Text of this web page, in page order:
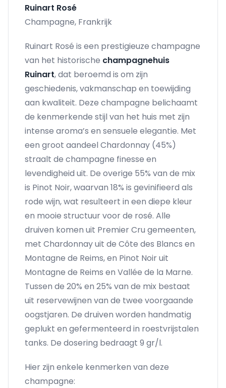
Ruinart Rosé
Champagne, Frankrijk
Ruinart Rosé is een prestigieuze champagne
van het historische champagnehuis
Ruinart, dat beroemd is om zijn
geschiedenis, vakmanschap en toewijding
aan kwaliteit. Deze champagne belichaamt
de kenmerkende stijl van het huis met zijn
intense aroma’s en sensuele elegantie. Met
een groot aandeel Chardonnay (45%)
straalt de champagne finesse en
levendigheid uit. De overige 55% van de mix
is Pinot Noir, waarvan 18% is gevinifieerd als
rode wijn, wat resulteert in een diepe kleur
en mooie structuur voor de rosé. Alle
druiven komen uit Premier Cru gemeenten,
met Chardonnay uit de Côte des Blancs en
Montagne de Reims, en Pinot Noir uit
Montagne de Reims en Vallée de la Marne.
Tussen de 20% en 25% van de mix bestaat
uit reservewijnen van de twee voorgaande
oogstjaren. De druiven worden handmatig
geplukt en gefermenteerd in roestvrijstalen
tanks. De dosering bedraagt 9 gr/l.
Hier zijn enkele kenmerken van deze
champagne: